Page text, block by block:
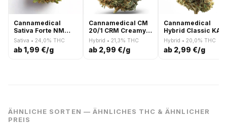
Cannamedical
Sativa Forte NM
Wedding Tree
Sativa • 24,0% THC
ab 1,99 €/g
Cannamedical CM
20/1 CRM Creamy
Kees No.5
Hybrid • 21,3% THC
ab 2,99 €/g
Cannamedical
Hybrid Classic KA
Ring of Sour
Hybrid • 20,0% THC
ab 2,99 €/g
ÄHNLICHE SORTEN — ÄHNLICHES THC & ÄHNLICHER
PREIS